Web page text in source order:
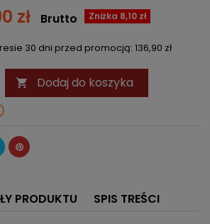
zł Zniżka 8,10 zł
Brutto
30 dni przed promocją: 136,90 zł
 Dodaj do koszyka
PRODUKTU SPIS TREŚCI